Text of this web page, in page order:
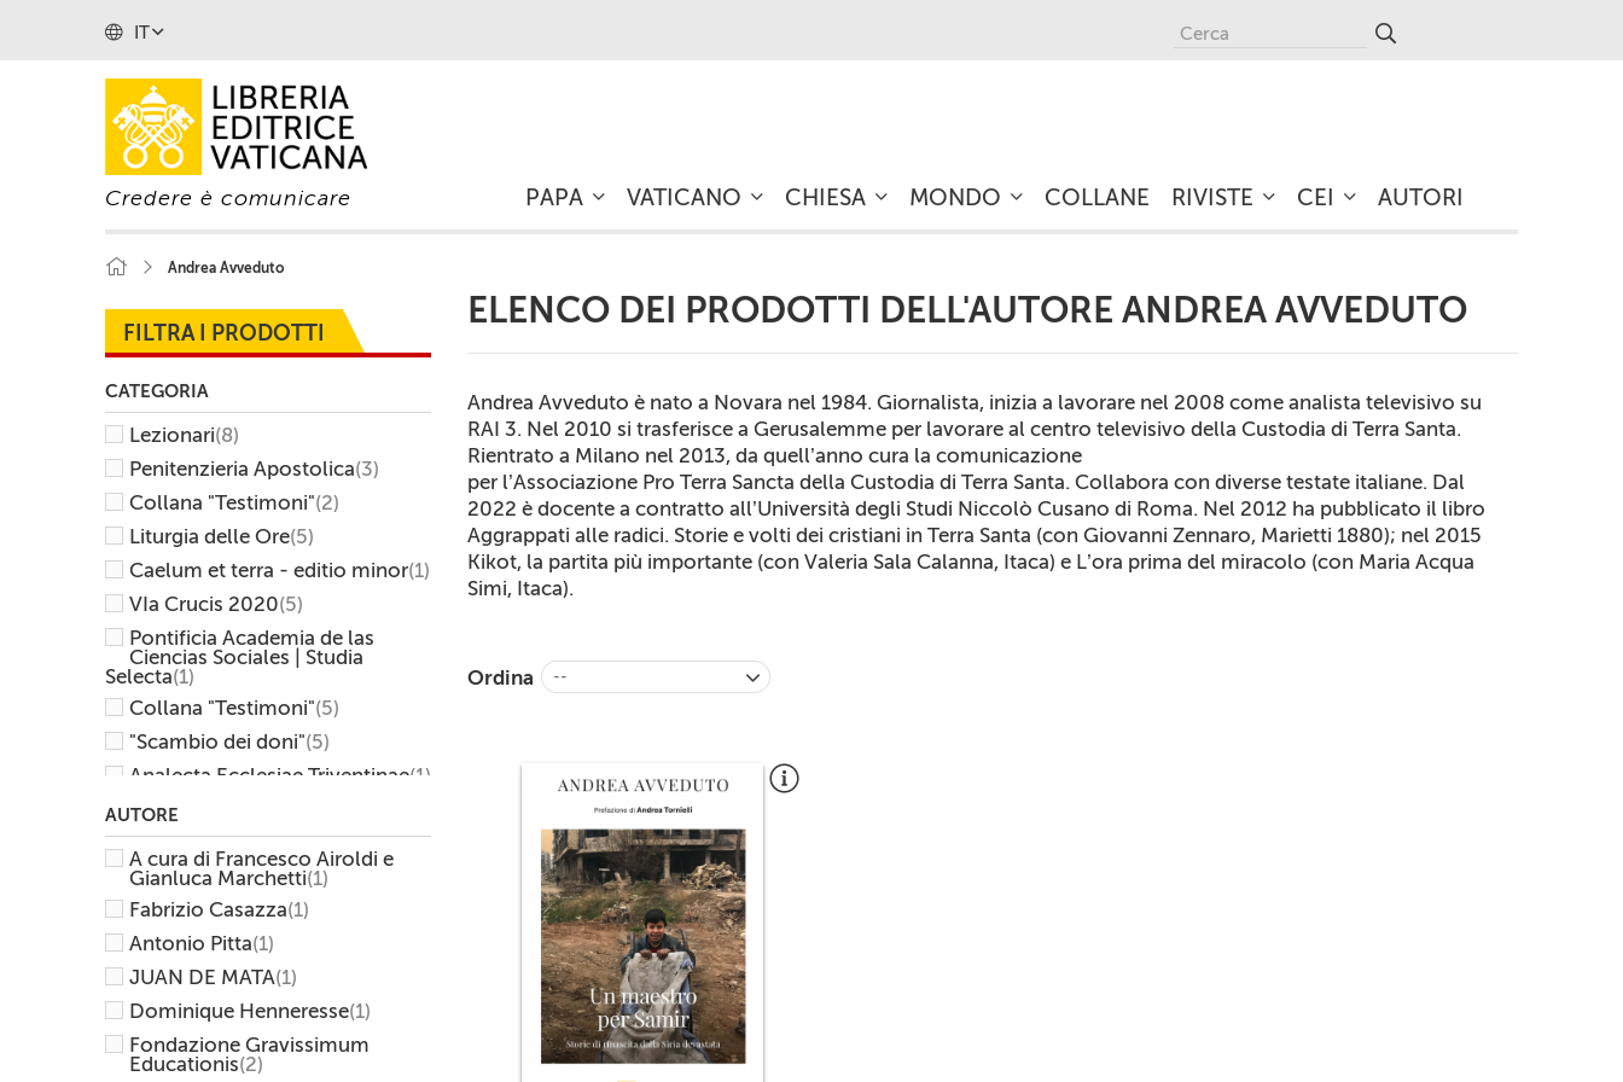
IT
Credere è comunicare PAPA VATICANO CHIESA MONDO COLLANE RIVISTE CEI AUTORI
Andrea Avveduto
FILTRA I PRODOTTI
CATEGORIA
Lezionari(8)
Penitenzieria Apostolica(3)
Collana "Testimoni"(2)
Liturgia delle Ore(5)
Caelum et terra - editio minor(1)
VIa Crucis 2020(5)
Pontificia Academia de las
Ciencias Sociales | Studia
Selecta(1)
Collana "Testimoni"(5)
"Scambio dei doni"(5)
Analecta Ecclesiae Triventinae(1)
Collana "Volti"
CEI(23)
"Dal chiodo alla chiave"
Pontificia Comision para
America Latina(1)
E-Books
Catechismi(7)
AUTORE
A cura di Francesco Airoldi e
Gianluca Marchetti(1)
Fabrizio Casazza(1)
Antonio Pitta(1)
JUAN DE MATA(1)
Dominique Henneresse(1)
Fondazione Gravissimum
Educationis(2)
ELENCO DEI PRODOTTI DELL'AUTORE ANDREA AVVEDUTO
Andrea Avveduto è nato a Novara nel 1984. Giornalista, inizia a lavorare nel 2008 come analista televisivo su
RAI 3. Nel 2010 si trasferisce a Gerusalemme per lavorare al centro televisivo della Custodia di Terra Santa.
Rientrato a Milano nel 2013, da quell’anno cura la comunicazione
per l’Associazione Pro Terra Sancta della Custodia di Terra Santa. Collabora con diverse testate italiane. Dal
2022 è docente a contratto all’Università degli Studi Niccolò Cusano di Roma. Nel 2012 ha pubblicato il libro
Aggrappati alle radici. Storie e volti dei cristiani in Terra Santa (con Giovanni Zennaro, Marietti 1880); nel 2015
Kikot, la partita più importante (con Valeria Sala Calanna, Itaca) e L’ora prima del miracolo (con Maria Acqua
Simi, Itaca).
Ordina --